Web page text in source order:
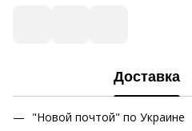
Доставка
"Новой почтой" по Украине